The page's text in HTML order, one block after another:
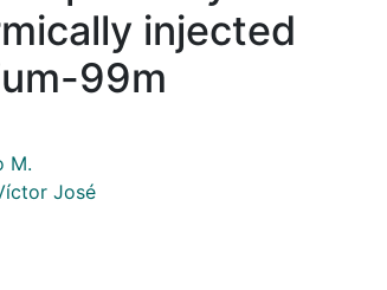
injected
99m
M.
José